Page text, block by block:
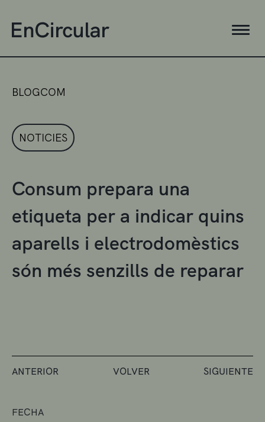
FECHA
BLOGCOM
NOTICIES
Consum prepara una
etiqueta per a indicar quins
aparells i electrodomèstics
són més senzills de reparar
ANTERIOR VOLVER SIGUIENTE